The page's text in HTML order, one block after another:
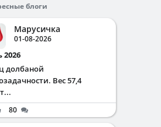
блоги
Марусичка
01-08-2026
2026
долбаной
Вес 57,4
80